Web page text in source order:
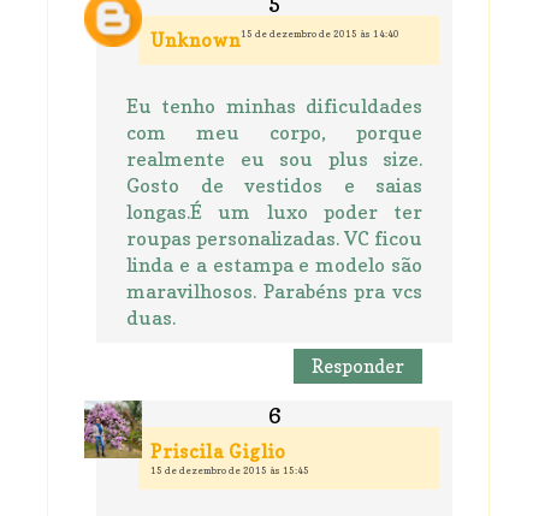
Unknown15 de dezembro de 2015 às 14:40
Eu tenho minhas dificuldades
com meu corpo, porque
realmente eu sou plus size.
Gosto de vestidos e saias
longas.É um luxo poder ter
roupas personalizadas. VC ficou
linda e a estampa e modelo são
maravilhosos. Parabéns pra vcs
duas.
Responder
Priscila Giglio
15 de dezembro de 2015 às 15:45